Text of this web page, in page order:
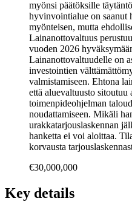
myönsi päätöksille
hyvinvointialue on saanut
myönteisen, mutta
Lainanottovaltuus
vuoden 2026
Lainanottovaltuudelle on
investointien
valmistamiseen. Ehtona
että aluevaltuusto
toimenpideohjelman
noudattamiseen. Mikäli
urakkatarjouslaskennan
hanketta ei voi aloittaa.
korvausta
€30,000,000
Key details